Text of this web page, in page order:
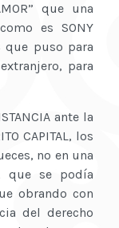
que una
es SONY
que puso para
para
ante la
CAPITAL, los
no en una
que se podía
obrando con
del derecho